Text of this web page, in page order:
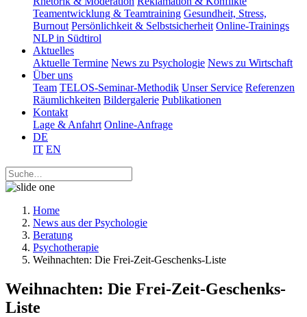
Teamentwicklung & Teamtraining Gesundheit, Stress,
Burnout Persönlichkeit & Selbstsicherheit Online-Trainings
NLP in Südtirol
Aktuelles
Aktuelle Termine News zu Psychologie News zu Wirtschaft
Über uns
Team TELOS-Seminar-Methodik Unser Service Referenzen
Räumlichkeiten Bildergalerie Publikationen
Kontakt
Lage & Anfahrt Online-Anfrage
DE
IT EN
Home
News aus der Psychologie
Beratung
Psychotherapie
Weihnachten: Die Frei-Zeit-Geschenks-Liste
Weihnachten: Die Frei-Zeit-Geschenks-
Liste